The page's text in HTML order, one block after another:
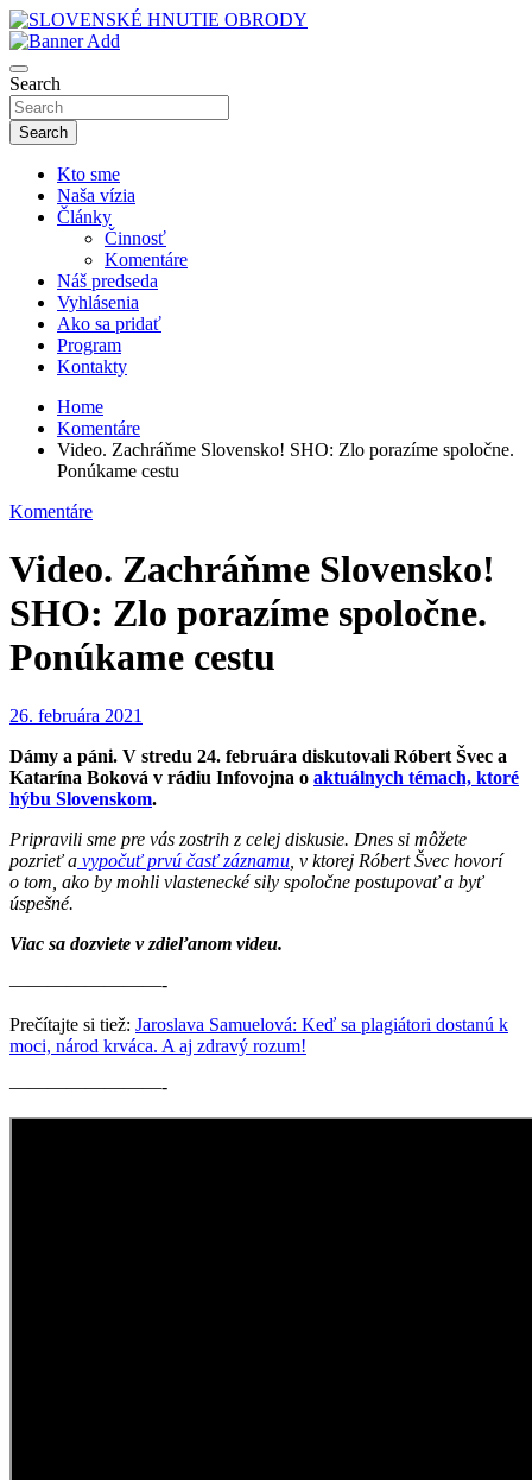
Skip
to
content
SLOVENSKÉ HNUTIE OBRODY
Search
Search
Kto sme
Naša vízia
Články
Činnosť
Komentáre
Náš predseda
Vyhlásenia
Ako sa pridať
Program
Kontakty
Home
Komentáre
Video. Zachráňme Slovensko! SHO: Zlo porazíme spoločne.
Ponúkame cestu
Komentáre
Video. Zachráňme Slovensko!
SHO: Zlo porazíme spoločne.
Ponúkame cestu
26. februára 2021
Dámy a páni. V stredu 24. februára diskutovali Róbert Švec a
Katarína Boková v rádiu Infovojna o aktuálnych témach, ktoré
hýbu Slovenskom.
Pripravili sme pre vás zostrih z celej diskusie. Dnes si môžete
pozrieť a vypočuť prvú časť záznamu , v ktorej Róbert Švec hovorí
o tom, ako by mohli vlastenecké sily spoločne postupovať a byť
úspešné.
Viac sa dozviete v zdieľanom videu.
————————-
Prečítajte si tiež: Jaroslava Samuelová: Keď sa plagiátori dostanú k
moci, národ krváca. A aj zdravý rozum!
————————-